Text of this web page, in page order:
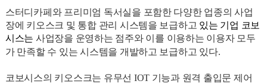
스터디카페와 프리미엄 독서실을 포함한 다양한 업종의 사업
장에 키오스크 및 통합 관리 시스템을 보급하고 있는 기업 코보
시스는 사업장을 운영하는 점주와 이를 이용하는 이용자 모두
가 만족할 수 있는 시스템을 개발하고 보급하고 있다.
코보시스의 키오스크는 유무선 IOT 기능과 원격 출입문 제어